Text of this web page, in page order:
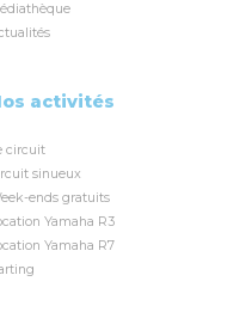
activités
circuit
sinueux
ends gratuits
Yamaha R3
Yamaha R7